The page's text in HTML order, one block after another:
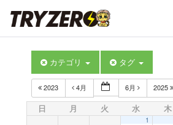
カテゴリ タグ
2023 4月 6月 2025
日 月 火 水 木
1